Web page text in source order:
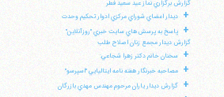
گزارش برگزاري نماز عيد سعيد فطر
+ ديدار اعضاي شوراي مركزي ادوار تحكيم وحدت
+
پاسخ به پرسش هاي سايت خبري "روزآنلاين"
گزارش ديدار مجمع زنان اصلاح طلب
+ سخنان خانم دكتر زهرا شجاعي:
+ مصاحبه خبرنگار هفته نامه ايتاليايي "اسپرسو"
+ گزارش ديدار ياران مرحوم مهندس مهدي بازرگان